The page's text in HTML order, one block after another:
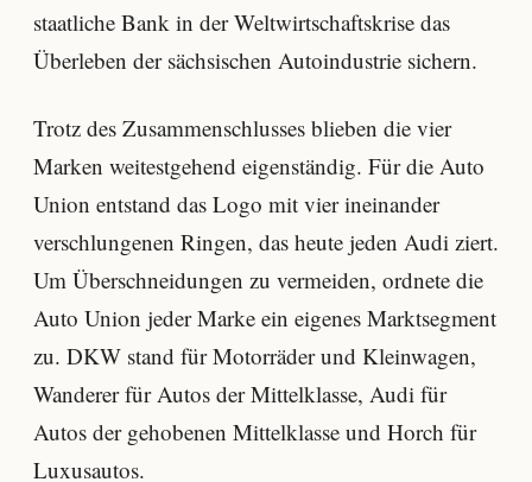
staatliche Bank in der Weltwirtschaftskrise das
Überleben der sächsischen Autoindustrie sichern.
Trotz des Zusammenschlusses blieben die vier
Marken weitestgehend eigenständig. Für die Auto
Union entstand das Logo mit vier ineinander
verschlungenen Ringen, das heute jeden Audi ziert.
Um Überschneidungen zu vermeiden, ordnete die
Auto Union jeder Marke ein eigenes Marktsegment
zu. DKW stand für Motorräder und Kleinwagen,
Wanderer für Autos der Mittelklasse, Audi für
Autos der gehobenen Mittelklasse und Horch für
Luxusautos.